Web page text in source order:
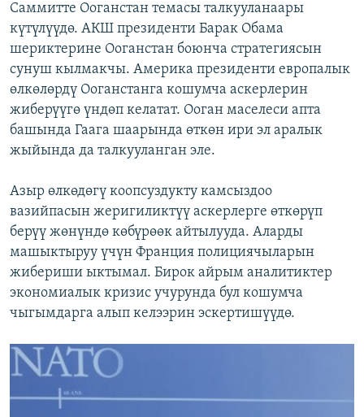
Саммитте Ооганстан темасы талкууланаары
күтүлүүдө. АКШ президенти Барак Обама
шериктерине Ооганстан боюнча стратегиясын
сунуш кылмакчы. Америка президенти европалык
өлкөлөрдү Ооганстанга кошумча аскерлерин
жиберүүгө үндөп келатат. Ооган маселеси апта
башында Гаага шаарында өткөн ири эл аралык
жыйында да талкууланган эле.
Азыр өлкөдөгү коопсуздукту камсыздоо
вазийпасын жеригиликтүү аскерлерге өткөрүп
берүү жөнүндө көбүрөөк айтылууда. Аларды
машыктыруу үчүн Франция полициячыларын
жибериши ыктымал. Бирок айрым аналитиктер
экономиалык кризис учурунда бул кошумча
чыгымдарга алып келээрин эскертишүүдө.